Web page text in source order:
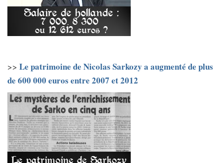
>> Le patrimoine de Nicolas Sarkozy a augmenté de plus
de 600 000 euros entre 2007 et 2012